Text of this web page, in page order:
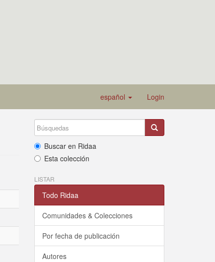
español Login
Buscar en Ridaa
Esta colección
LISTAR
Todo Ridaa
Comunidades & Colecciones
Por fecha de publicación
Autores